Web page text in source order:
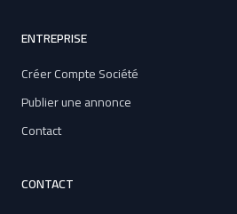
ENTREPRISE
Créer Compte Société
Publier une annonce
Contact
CONTACT